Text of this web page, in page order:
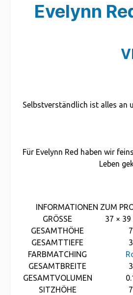
Evelynn
Selbstverständlich ist alles an
Für Evelynn Red haben wir
Leben
INFORMATIONEN ZUM
GRÖSSE
37 ×
GESAMTHÖHE
GESAMTTIEFE
FARBMATCHING
GESAMTBREITE
GESAMTVOLUMEN
SITZHÖHE